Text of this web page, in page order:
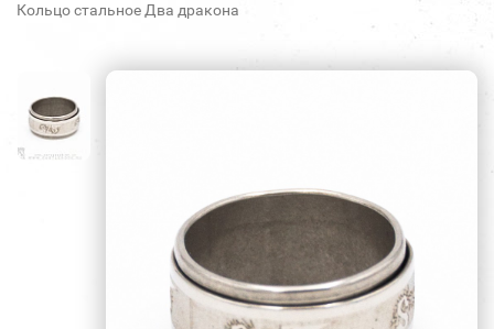
Кольцо стальное Два дракона